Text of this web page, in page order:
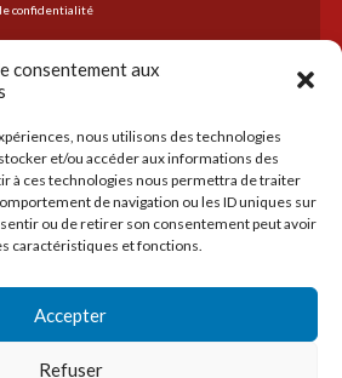
consentement aux
nous utilisons des technologies
et/ou accéder aux informations des
à ces technologies nous permettra de traiter
de navigation ou les ID uniques sur
ou de retirer son consentement peut avoir
caractéristiques et fonctions.
Accepter
Refuser
confidentialité
n’est pas disponible pour le moment.
CRÉER